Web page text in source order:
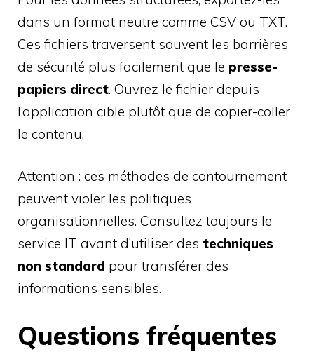
dans un format neutre comme CSV ou TXT.
Ces fichiers traversent souvent les barrières
de sécurité plus facilement que le presse-
papiers direct. Ouvrez le fichier depuis
l’application cible plutôt que de copier-coller
le contenu.
Attention : ces méthodes de contournement
peuvent violer les politiques
organisationnelles. Consultez toujours le
service IT avant d’utiliser des techniques
non standard pour transférer des
informations sensibles.
Questions fréquentes